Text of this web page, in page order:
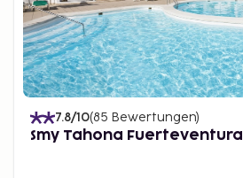
7.8/10(85 Bewertungen)
Smy Tahona Fuerteventura